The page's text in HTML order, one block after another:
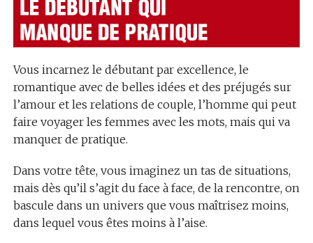
Vous incarnez le débutant par excellence, le
romantique avec de belles idées et des préjugés sur
l’amour et les relations de couple, l’homme qui peut
faire voyager les femmes avec les mots, mais qui va
manquer de pratique.
Dans votre tête, vous imaginez un tas de situations,
mais dès qu’il s’agit du face à face, de la rencontre, on
bascule dans un univers que vous maîtrisez moins,
dans lequel vous êtes moins à l’aise.